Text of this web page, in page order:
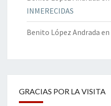
INMERECIDAS
Benito López Andrada en
GRACIAS POR LA VISITA